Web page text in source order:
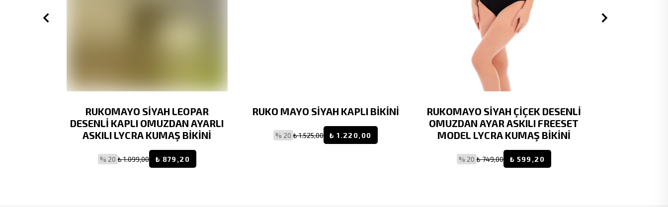
RUKOMAYO SİYAH LEOPAR
DESENLİ KAPLI OMUZDAN AYARLI
ASKILI LYCRA KUMAŞ BİKİNİ
% 20 ₺ 1.099,00 ₺ 879,20
RUKO MAYO SİYAH KAPLI BİKİNİ
% 20 ₺ 1.525,00 ₺ 1.220,00
RUKOMAYO SİYAH ÇİÇEK DESENLİ
OMUZDAN AYAR ASKILI FREESET
MODEL LYCRA KUMAŞ BİKİNİ
% 20 ₺ 749,00 ₺ 599,20